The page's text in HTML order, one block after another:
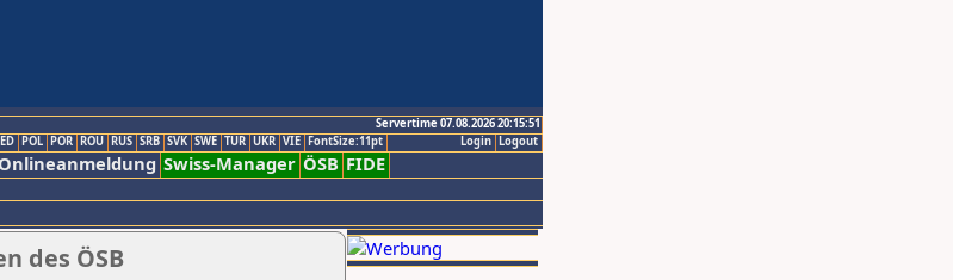
Servertime 07.08.2026 20:15:51
Logout
Login
POL POR ROU RUS SRB SVK SWE TUR UKR VIE FontSize:11pt
Onlineanmeldung Swiss-Manager ÖSB FIDE
des ÖSB